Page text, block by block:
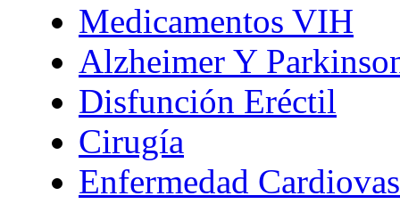
Medicamentos VIH
Alzheimer Y
Disfunción Eréctil
Cirugía
Enfermedad